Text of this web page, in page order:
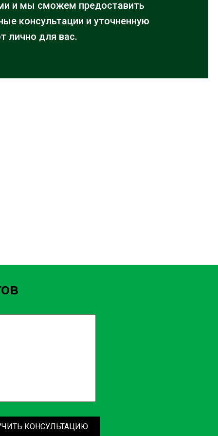
и мы сможем предоставить
консультации и уточненную
лично для вас.
КОНСУЛЬТАЦИЮ